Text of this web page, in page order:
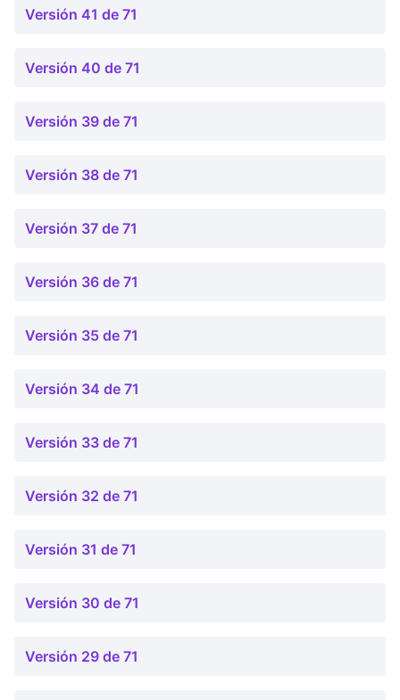
Versión 41 de 71
Versión 40 de 71
Versión 39 de 71
Versión 38 de 71
Versión 37 de 71
Versión 36 de 71
Versión 35 de 71
Versión 34 de 71
Versión 33 de 71
Versión 32 de 71
Versión 31 de 71
Versión 30 de 71
Versión 29 de 71